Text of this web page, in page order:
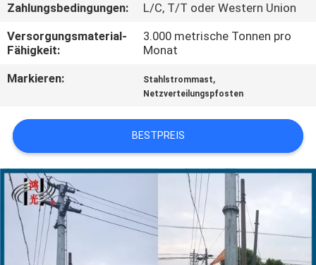
SIE
MIT
IN
VERBINDUNG
NACHRICHTEN
FORDERN
SIE EIN
ZITAT
Zahlungsbedingungen:
L/C, T/T oder Western Union
Versorgungsmaterial-
Fähigkeit:
3.000 metrische Tonnen pro
Monat
Markieren:
Stahlstrommast,
Netzverteilungspfosten
BESTPREIS